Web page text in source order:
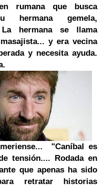
rumana que busca
hermana gemela,
hermana se llama
y era vecina
y necesita ayuda.
"Caníbal es
tensión.... Rodada en
que apenas ha sido
retratar historias